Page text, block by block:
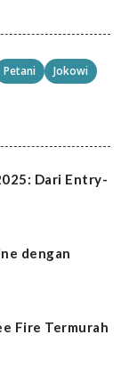
Petani
Jokowi
Dari Entry-
dengan
Fire Termurah